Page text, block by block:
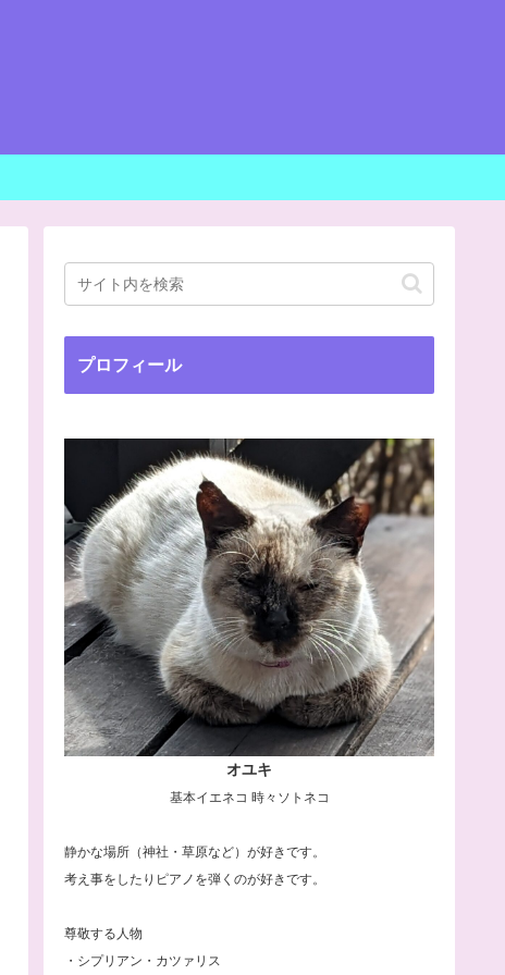
プロフィール
オユキ
基本イエネコ 時々ソトネコ
静かな場所（神社・草原など）が好きです。
考え事をしたりピアノを弾くのが好きです。
尊敬する人物
・シプリアン・カツァリス